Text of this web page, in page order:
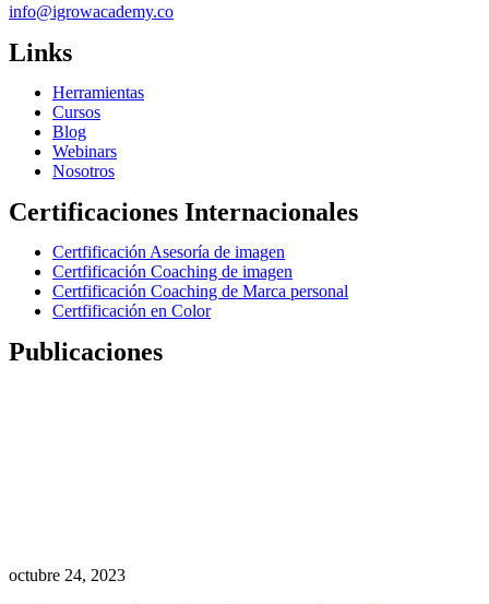
info@igrowacademy.co
Links
Herramientas
Cursos
Blog
Webinars
Nosotros
Certificaciones Internacionales
Certfificación Asesoría de imagen
Certfificación Coaching de imagen
Certfificación Coaching de Marca personal
Certfificación en Color
Publicaciones
octubre 24, 2023